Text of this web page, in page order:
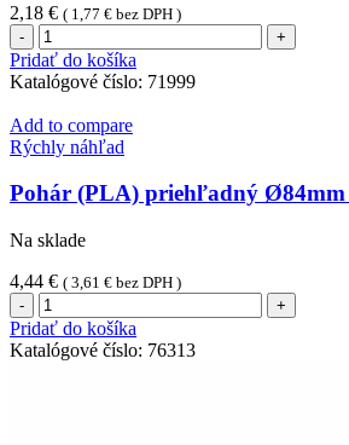
2,18 € ( 1,77 € bez DPH )
množstvo
Dištančný
stojanček
(PP)
3cm
do
pizza
krabíc
[100
ks]
Pridať do košíka
Katalógové číslo: 71999
Add to compare
Rýchly náhľad
Pohár (PLA) priehľadný Ø84mm
Na sklade
4,44 € ( 3,61 € bez DPH )
množstvo
Pohár
(PLA)
priehľadný
Pridať do košíka
Katalógové číslo: 76313